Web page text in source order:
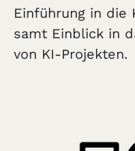
Einführung in die
samt Einblick in
von KI-Projekten.